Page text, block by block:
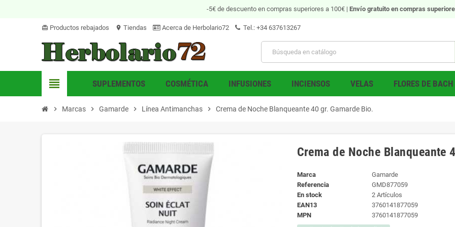
-5€ de descuento en compras superiores a 100€ | Envío gratuitoen compras
card_giftcard Productos rebajados location_on Tiendas Acerca de Herbolario72 Tel.: +34 637613267
view_headline SUPLEMENTOS COSMÉTICA INFUSIONES INCIENSOS VELAS FLORES DE BACH
chevron_right Marcas chevron_right Gamarde chevron_right Línea Antimanchas chevron_right Crema de Noche Blanqueante 40 gr. Gamarde Bio.
Crema de Noche Blanqueante
Marca
Gamarde
Referencia
GMD877059
En stock
2 Artículos
EAN13
3760141877059
MPN
3760141877059